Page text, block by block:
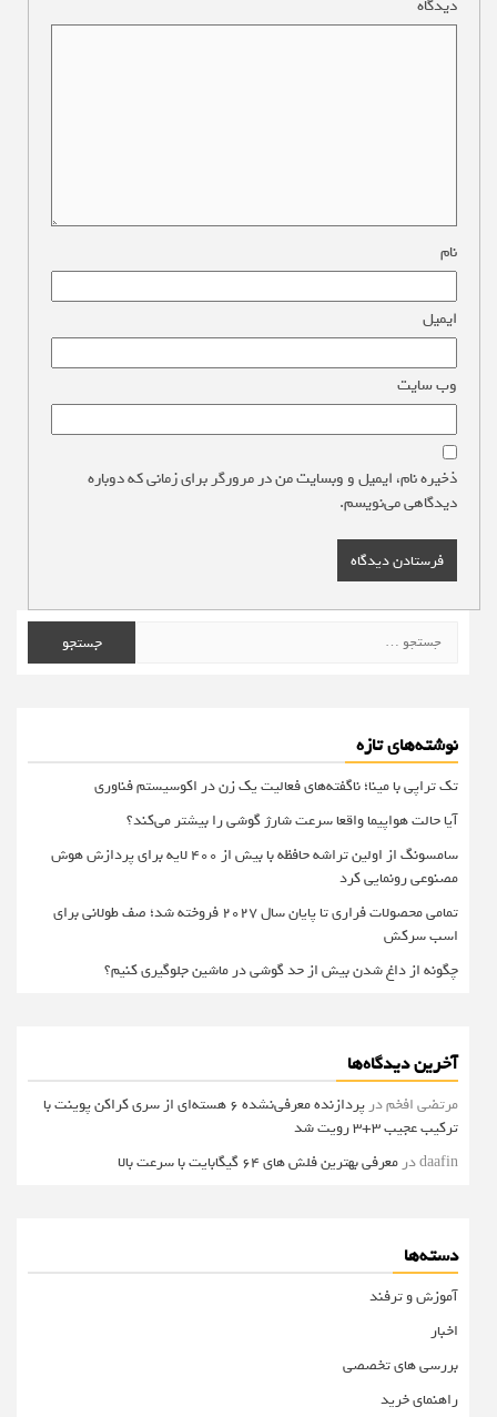
دیدگاه
نام
ایمیل
وب‌ سایت
ذخیره نام، ایمیل و وبسایت من در مرورگر برای زمانی که دوباره
دیدگاهی می‌نویسم.
برای:
نوشته‌های تازه
تک تراپی با مینا؛ ناگفته‌های فعالیت یک زن در اکوسیستم فناوری
آیا حالت هواپیما واقعا سرعت شارژ گوشی را بیشتر می‌کند؟
سامسونگ از اولین تراشه حافظه با بیش از ۴۰۰ لایه برای پردازش هوش
مصنوعی رونمایی کرد
تمامی محصولات فراری تا پایان سال ۲۰۲۷ فروخته شد؛ صف طولانی برای
اسب سرکش
چگونه از داغ شدن بیش از حد گوشی در ماشین جلوگیری کنیم؟
آخرین دیدگاه‌ها
مرتضی افخمدر
پردازنده معرفی‌نشده 6 هسته‌ای از سری کراکن پوینت با
ترکیب عجیب 3+3 رویت شد
daafinدرمعرفی بهترین فلش های 64 گیگابایت با سرعت بالا
دسته‌ها
آموزش و ترفند
اخبار
بررسی های تخصصی
راهنمای خرید